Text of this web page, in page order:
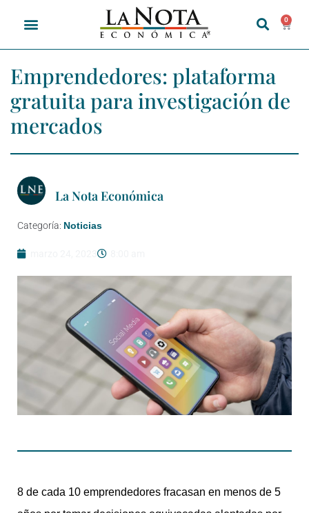
0
Emprendedores: plataforma
gratuita para investigación de
mercados
La Nota Económica
Categoría: Noticias
8 de cada 10 emprendedores fracasan en menos de 5